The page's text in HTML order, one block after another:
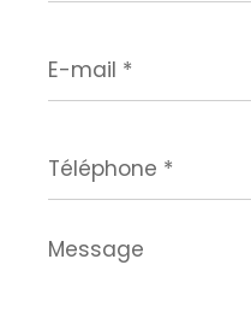
mail
*
*
Message
*